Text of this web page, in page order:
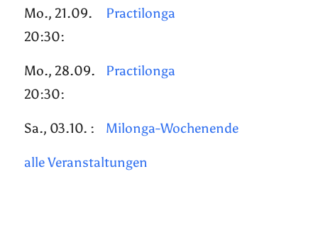
Mo., 21.09.
20:30:
Practilonga
Mo., 28.09.
20:30:
Practilonga
Sa., 03.10. : Milonga-Wochenende
alle Veranstaltungen